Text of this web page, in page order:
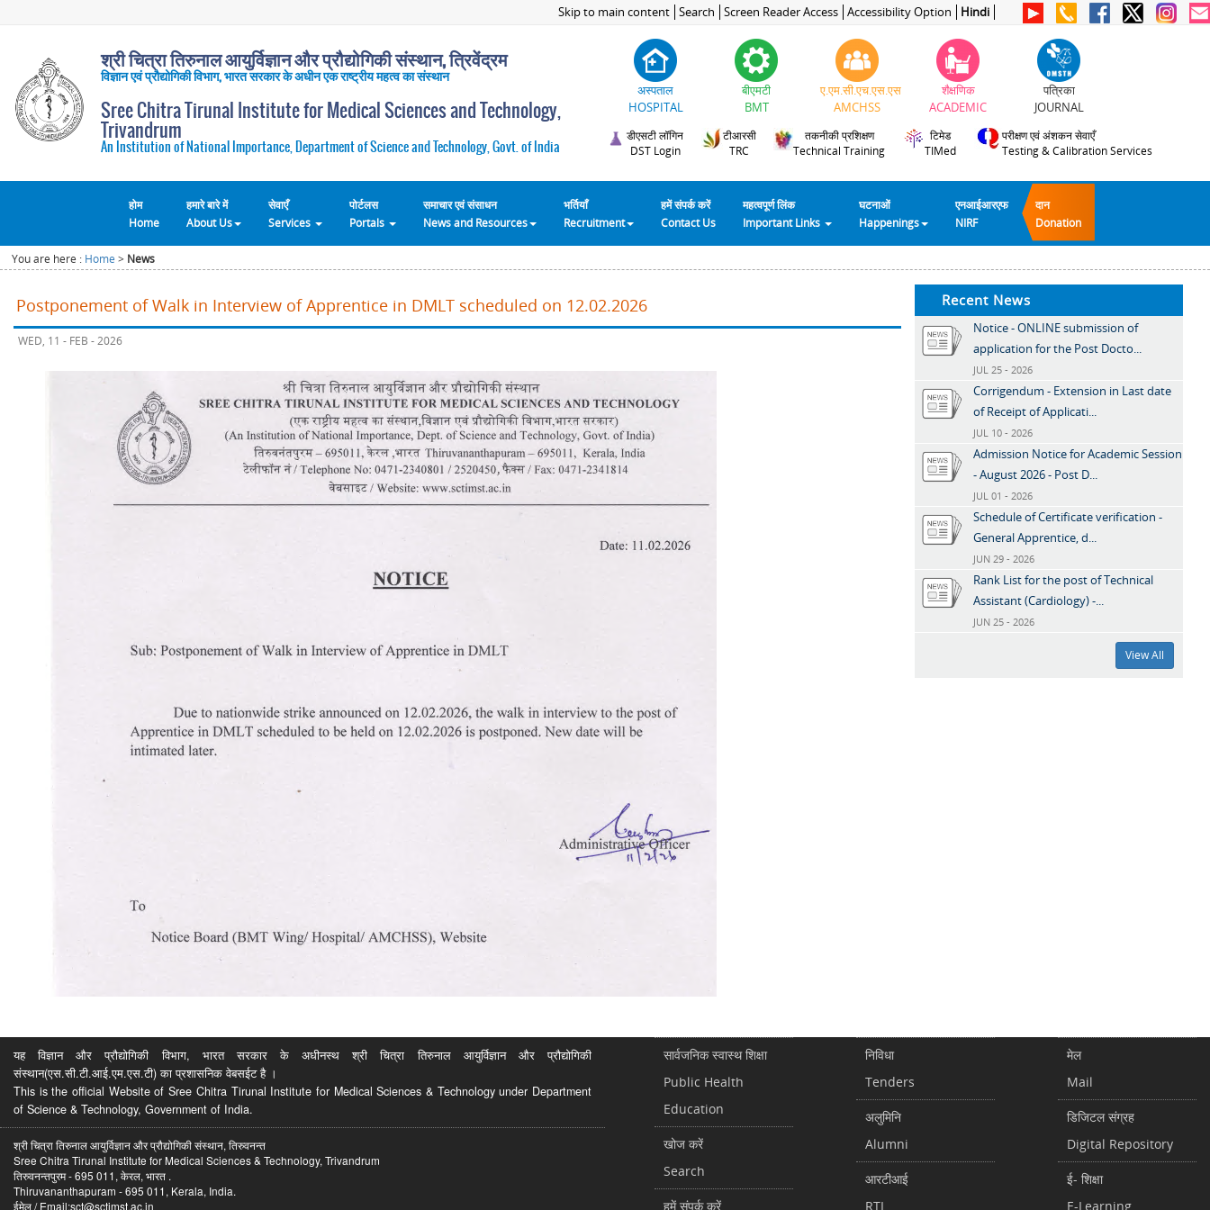
Skip to main content Search Screen Reader Access Accessibility Option Hindi
श्री चित्रा तिरुनाल आयुर्विज्ञान और प्रौद्योगिकी संस्थान, त्रिवेंद्रम
विज्ञान एवं प्रौद्योगिकी विभाग, भारत सरकार के अधीन एक राष्ट्रीय महत्व का संस्थान
Sree Chitra Tirunal Institute for Medical Sciences and Technology,
Trivandrum
An Institution of National Importance, Department of Science and Technology, Govt. of India
अस्पताल
HOSPITAL
बीएमटी
BMT
ए.एम.सी.एच.एस.एस
AMCHSS
शैक्षणिक
ACADEMIC
पत्रिका
JOURNAL
डीएसटी लॉगिन
DST Login
टीआरसी
TRC
तकनीकी प्रशिक्षण
Technical Training
टिमेड
TIMed
परीक्षण एवं अंशकन सेवाएँ
Testing & Calibration Services
होम
Home
हमारे बारे में
About Us
सेवाएँ
Services
पोर्टलस
Portals
समाचार एवं संसाधन
News and Resources
भर्तियाँ
Recruitment
हमें संपर्क करें
Contact Us
महत्वपूर्ण लिंक
Important Links
घटनाओं
Happenings
एनआईआरएफ
NIRF
दान
Donation
You are here : Home > News
Postponement of Walk in Interview of Apprentice in DMLT scheduled on 12.02.2026
WED, 11 - FEB - 2026
Recent News
Notice - ONLINE submission of
application for the Post Docto...
JUL 25 - 2026
Corrigendum - Extension in Last date
of Receipt of Applicati...
JUL 10 - 2026
Admission Notice for Academic Session
- August 2026 - Post D...
JUL 01 - 2026
Schedule of Certificate verification -
General Apprentice, d...
JUN 29 - 2026
Rank List for the post of Technical
Assistant (Cardiology) -...
JUN 25 - 2026
View All
यह विज्ञान और प्रौद्योगिकी विभाग, भारत सरकार के अधीनस्थ श्री चित्रा तिरुनाल आयुर्विज्ञान और प्रौद्योगिकी
संस्थान(एस.सी.टी.आई.एम.एस.टी) का प्रशासनिक वेबसईट है ।
This is the official Website of Sree Chitra Tirunal Institute for Medical Sciences & Technology under Department
of Science & Technology, Government of India.
श्री चित्रा तिरुनाल आयुर्विज्ञान और प्रौद्योगिकी संस्थान, तिरुवनन्त
Sree Chitra Tirunal Institute for Medical Sciences & Technology, Trivandrum
तिरुवनन्तपुरम - 695 011, केरल, भारत .
Thiruvananthapuram - 695 011, Kerala, India.
ईमेल / Email:sct@sctimst.ac.in
सार्वजनिक स्वास्थ शिक्षा
Public Health
Education
खोज करें
Search
हमें संपर्क करें
निविधा
Tenders
अलुमिनि
Alumni
आरटीआई
RTI
मेल
Mail
डिजिटल संग्रह
Digital Repository
ई- शिक्षा
E-Learning